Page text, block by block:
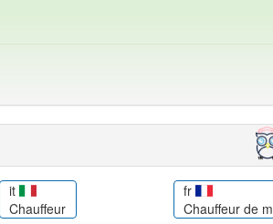
-chauffeur aber mit einem anderen Artikel
it
Chauffeur
fr
Chauffeur de